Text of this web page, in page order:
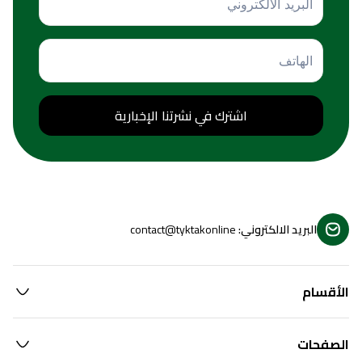
اشترك في نشرتنا الإخبارية
البريد الالكتروني:
contact@tyktakonline
الأقسام
الصفحات